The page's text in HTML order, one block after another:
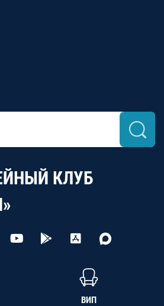
КЛУБ
ВИП